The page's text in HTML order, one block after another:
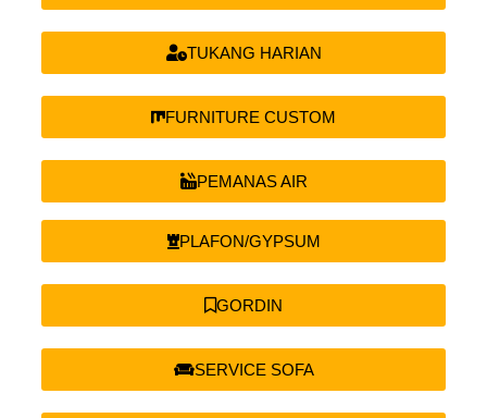
TUKANG HARIAN
FURNITURE CUSTOM
PEMANAS AIR
PLAFON/GYPSUM
GORDIN
SERVICE SOFA